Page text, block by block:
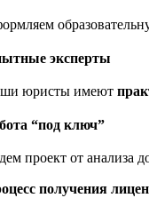
эксперты
юристы имеют
“под ключ”
проект от анализа
получения